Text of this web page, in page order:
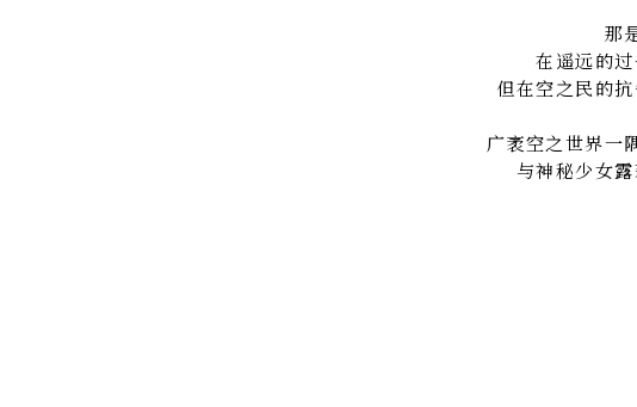
那
在遥远的
但在空之民的
广袤空之世界一
与神秘少女